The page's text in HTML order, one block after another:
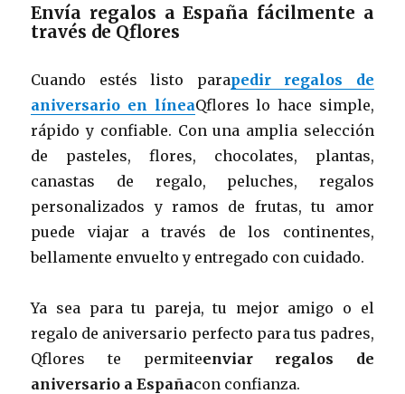
Envía regalos a España fácilmente a
través de Qflores
Cuando estés listo parapedir regalos de
aniversario en líneaQflores lo hace simple,
rápido y confiable. Con una amplia selección
de pasteles, flores, chocolates, plantas,
canastas de regalo, peluches, regalos
personalizados y ramos de frutas, tu amor
puede viajar a través de los continentes,
bellamente envuelto y entregado con cuidado.
Ya sea para tu pareja, tu mejor amigo o el
regalo de aniversario perfecto para tus padres,
Qflores te permiteenviar regalos de
aniversario a Españacon confianza.